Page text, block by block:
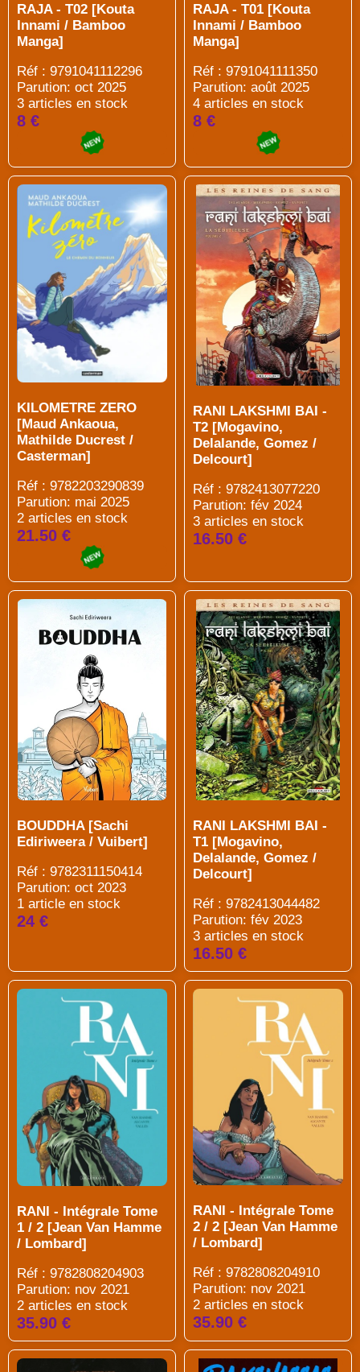
RAJA - T02 [Kouta
Innami / Bamboo
Manga]
Réf : 9791041112296
Parution: oct 2025
3 articles en stock
8 €
RAJA - T01 [Kouta
Innami / Bamboo
Manga]
Réf : 9791041111350
Parution: août 2025
4 articles en stock
8 €
KILOMETRE ZERO
[Maud Ankaoua,
Mathilde Ducrest /
Casterman]
Réf : 9782203290839
Parution: mai 2025
2 articles en stock
21.50 €
RANI LAKSHMI BAI -
T2 [Mogavino,
Delalande, Gomez /
Delcourt]
Réf : 9782413077220
Parution: fév 2024
3 articles en stock
16.50 €
BOUDDHA [Sachi
Ediriweera / Vuibert]
Réf : 9782311150414
Parution: oct 2023
1 article en stock
24 €
RANI LAKSHMI BAI -
T1 [Mogavino,
Delalande, Gomez /
Delcourt]
Réf : 9782413044482
Parution: fév 2023
3 articles en stock
16.50 €
RANI - Intégrale Tome
1 / 2 [Jean Van Hamme
/ Lombard]
Réf : 9782808204903
Parution: nov 2021
2 articles en stock
35.90 €
RANI - Intégrale Tome
2 / 2 [Jean Van Hamme
/ Lombard]
Réf : 9782808204910
Parution: nov 2021
2 articles en stock
35.90 €